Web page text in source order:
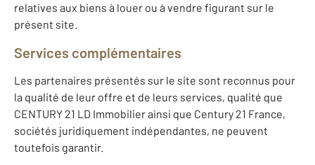
relatives aux biens à louer ou à vendre figurant sur le
présent site.
Services complémentaires
Les partenaires présentés sur le site sont reconnus pour
la qualité de leur offre et de leurs services, qualité que
CENTURY 21 LD Immobilier ainsi que Century 21 France,
sociétés juridiquement indépendantes, ne peuvent
toutefois garantir.